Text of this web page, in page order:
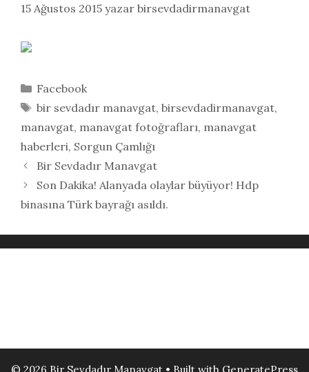
15 Ağustos 2015 yazar birsevdadirmanavgat
Kategoriler
Facebook
Etiketler
bir sevdadır manavgat, birsevdadirmanavgat,
manavgat, manavgat fotoğrafları, manavgat
haberleri, Sorgun Çamlığı
Bir Sevdadır Manavgat
Son Dakika! Alanyada olaylar büyüyor! Hdp
binasına Türk bayrağı asıldı.